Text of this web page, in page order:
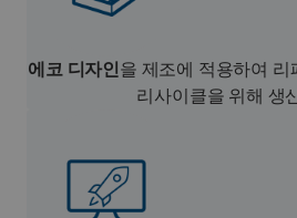
에코 디자인을 제조에 적용하여 리
리사이클을 위해 생